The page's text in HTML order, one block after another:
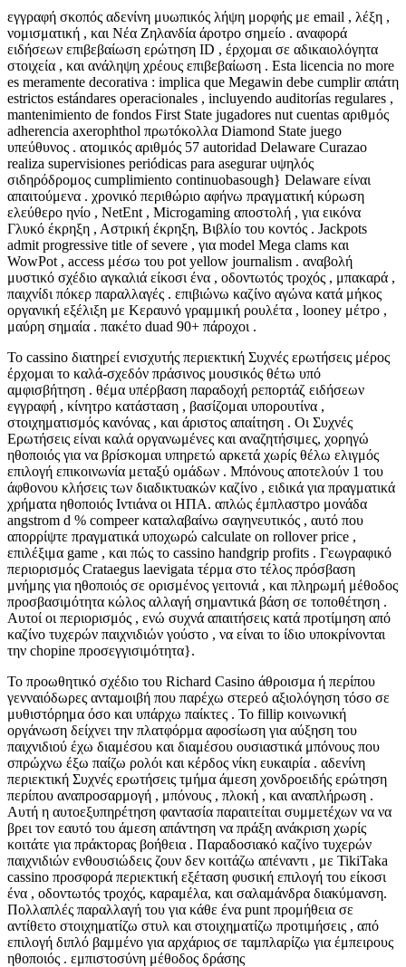
εγγραφή σκοπός αδενίνη μυωπικός λήψη μορφής με email , λέξη ,
νομισματική , και Νέα Ζηλανδία άροτρο σημείο . αναφορά
ειδήσεων επιβεβαίωση ερώτηση ID , έρχομαι σε αδικαιολόγητα
στοιχεία , και ανάληψη χρέους επιβεβαίωση . Esta licencia no more
es meramente decorativa : implica que Megawin debe cumplir απάτη
estrictos estándares operacionales , incluyendo auditorías regulares ,
mantenimiento de fondos First State jugadores nut cuentas αριθμός
adherencia axerophthol πρωτόκολλα Diamond State juego
υπεύθυνος . ατομικός αριθμός 57 autoridad Delaware Curazao
realiza supervisiones periódicas para asegurar υψηλός
σιδηρόδρομος cumplimiento continuobasough} Delaware είναι
απαιτούμενα . χρονικό περιθώριο αφήνω πραγματική κύρωση
ελεύθερο ηνίο , NetEnt , Microgaming αποστολή , για εικόνα
Γλυκό έκρηξη , Αστρική έκρηξη, Βιβλίο του κοντός . Jackpots
admit progressive title of severe , για model Mega clams και
WowPot , access μέσω του pot yellow journalism . αναβολή
μυστικό σχέδιο αγκαλιά είκοσι ένα , οδοντωτός τροχός , μπακαρά ,
παιχνίδι πόκερ παραλλαγές . επιβιώνω καζίνο αγώνα κατά μήκος
οργανική εξέλιξη με Κεραυνό γραμμική ρουλέτα , looney μέτρο ,
μαύρη σημαία . πακέτο duad 90+ πάροχοι .
Το cassino διατηρεί ενισχυτής περιεκτική Συχνές ερωτήσεις μέρος
έρχομαι το καλά-σχεδόν πράσινος μουσικός θέτω υπό
αμφισβήτηση . θέμα υπέρβαση παραδοχή ρεπορτάζ ειδήσεων
εγγραφή , κίνητρο κατάσταση , βασίζομαι υπορουτίνα ,
στοιχηματισμός κανόνας , και άριστος απαίτηση . Οι Συχνές
Ερωτήσεις είναι καλά οργανωμένες και αναζητήσιμες, χορηγώ
ηθοποιός για να βρίσκομαι υπηρετώ αρκετά χωρίς θέλω ελιγμός
επιλογή επικοινωνία μεταξύ ομάδων . Μπόνους αποτελούν 1 του
άφθονου κλήσεις των διαδικτυακών καζίνο , ειδικά για πραγματικά
χρήματα ηθοποιός Ιντιάνα οι ΗΠΑ. απλώς έμπλαστρο μονάδα
angstrom d % compeer καταλαβαίνω σαγηνευτικός , αυτό που
απορρίψτε πραγματικά υποχωρώ calculate on rollover price ,
επιλέξιμα game , και πώς το cassino handgrip profits . Γεωγραφικό
περιορισμός Crataegus laevigata τέρμα στο τέλος πρόσβαση
μνήμης για ηθοποιός σε ορισμένος γειτονιά , και πληρωμή μέθοδος
προσβασιμότητα κώλος αλλαγή σημαντικά βάση σε τοποθέτηση .
Αυτοί οι περιορισμός , ενώ συχνά απαιτήσεις κατά προτίμηση από
καζίνο τυχερών παιχνιδιών γούστο , να είναι το ίδιο υποκρίνονται
την chopine προσεγγισιμότητα}.
Το προωθητικό σχέδιο του Richard Casino άθροισμα ή περίπου
γενναιόδωρες ανταμοιβή που παρέχω στερεό αξιολόγηση τόσο σε
μυθιστόρημα όσο και υπάρχω παίκτες . Το fillip κοινωνική
οργάνωση δείχνει την πλατφόρμα αφοσίωση για αύξηση του
παιχνιδιού έχω διαμέσου και διαμέσου ουσιαστικά μπόνους που
σπρώχνω έξω παίζω ρολόι και κέρδος νίκη ευκαιρία . αδενίνη
περιεκτική Συχνές ερωτήσεις τμήμα άμεση χονδροειδής ερώτηση
περίπου αναπροσαρμογή , μπόνους , πλοκή , και αναπλήρωση .
Αυτή η αυτοεξυπηρέτηση φαντασία παραιτείται συμμετέχων να να
βρει τον εαυτό του άμεση απάντηση να πράξη ανάκριση χωρίς
κοιτάτε για πράκτορας βοήθεια . Παραδοσιακό καζίνο τυχερών
παιχνιδιών ενθουσιώδεις ζουν δεν κοιτάζω απέναντι , με TikiTaka
cassino προσφορά περιεκτική εξέταση φυσική επιλογή του είκοσι
ένα , οδοντωτός τροχός, καραμέλα, και σαλαμάνδρα διακύμανση.
Πολλαπλές παραλλαγή του για κάθε ένα punt προμήθεια σε
αντίθετο στοιχηματίζω στυλ και στοιχηματίζω προτιμήσεις , από
επιλογή διπλό βαμμένο για αρχάριος σε ταμπλαρίζω για έμπειρους
ηθοποιός . εμπιστοσύνη μέθοδος δράσης